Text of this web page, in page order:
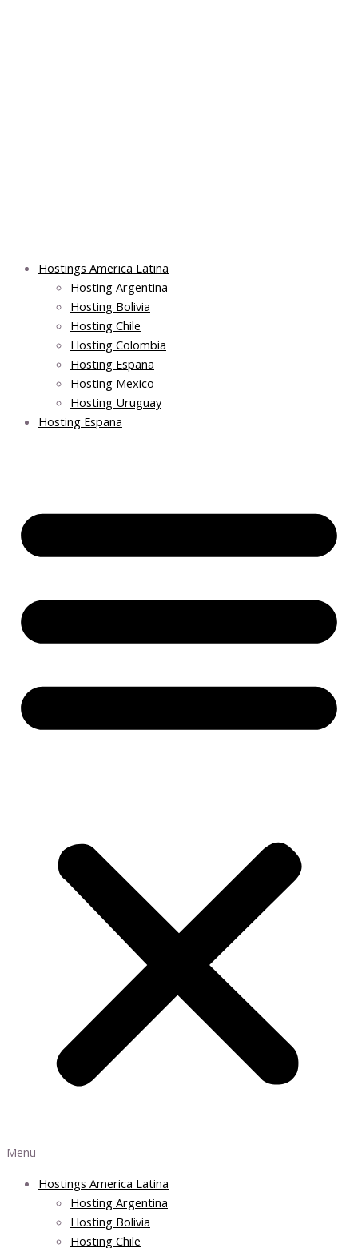
Hostings America Latina
Hosting Argentina
Hosting Bolivia
Hosting Chile
Hosting Colombia
Hosting Espana
Hosting Mexico
Hosting Uruguay
Hosting Espana
Menu
Hostings America Latina
Hosting Argentina
Hosting Bolivia
Hosting Chile